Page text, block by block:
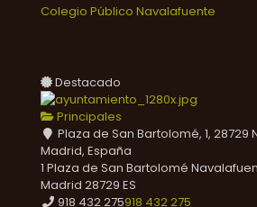
Colegio Público Navalafuente
Destacado
Principales
Plaza de San Bartolomé, 1, 28729
Madrid, España
1 Plaza de San Bartolomé
Madrid 28729 ES
918 432 275918 432 275